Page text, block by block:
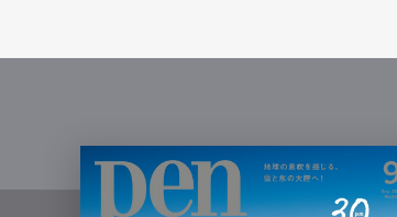
Product
Culture